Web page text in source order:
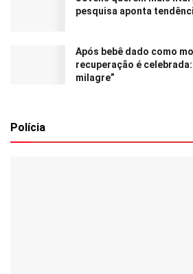
pesquisa aponta
Após bebê dado como
recuperação é
milagre”
Polícia